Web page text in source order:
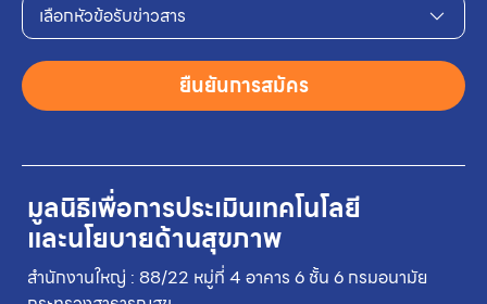
มูลนิธิเพื่อการประเมินเทคโนโลยี
และนโยบายด้านสุขภาพ
สำนักงานใหญ่ : 88/22 หมู่ที่ 4 อาคาร 6 ชั้น 6 กรมอนามัย
เลือกหัวข้อรับข่าวสาร
ยืนยันการสมัคร